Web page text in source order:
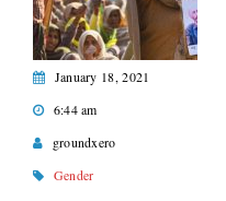
January 18, 2021
6:44 am
groundxero
Gender